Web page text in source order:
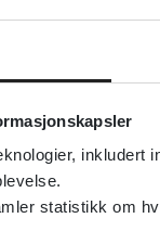
inkludert
statistikk om